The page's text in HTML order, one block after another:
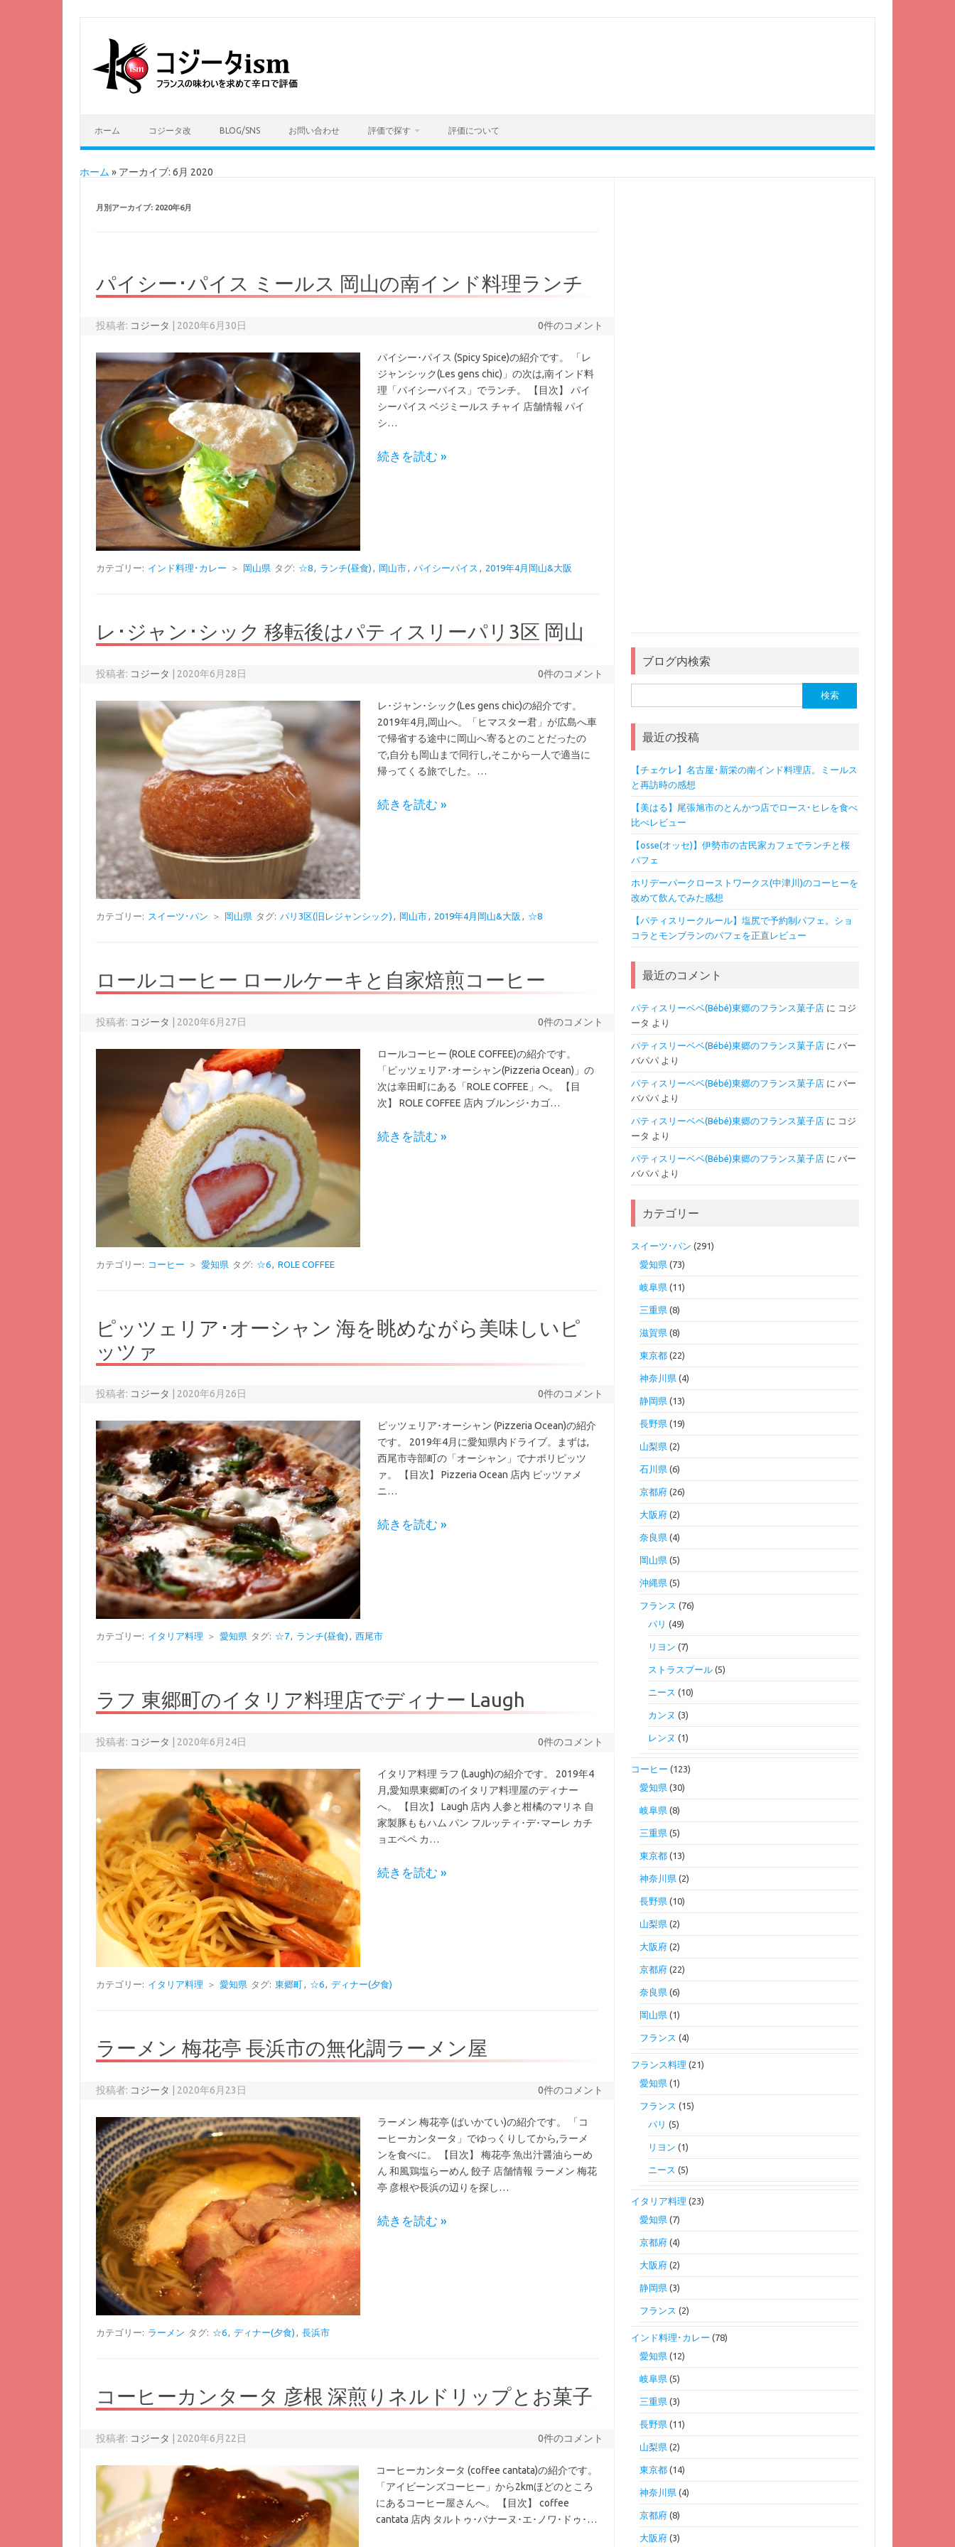
ホーム コジータ改 BLOG/SNS お問い合わせ 評価で探す 評価について
ホーム » アーカイブ: 6月 2020
月別アーカイブ: 2020年6月
パイシー･パイス ミールス 岡山の南インド料理ランチ
投稿者: コジータ 2020年6月30日 0件のコメント
パイシー･パイス (Spicy Spice)の紹介です。 「レ
ジャンシック(Les gens chic)」の次は,南インド料
理「パイシーパイス」でランチ。 【目次】 パイ
シーパイス ベジミールス チャイ 店舗情報 パイ
シ…
続きを読む »
カテゴリー: インド料理･カレー ＞ 岡山県 タグ: ☆8, ランチ(昼食) , 岡山市, パイシーパイス , 2019年4月岡山&大阪
レ･ジャン･シック 移転後はパティスリーパリ3区 岡山
投稿者: コジータ 2020年6月28日 0件のコメント
レ･ジャン･シック(Les gens chic)の紹介です。
2019年4月,岡山へ。「ヒマスター君」が広島へ車
で帰省する途中に岡山へ寄るとのことだったの
で,自分も岡山まで同行し,そこから一人で適当に
帰ってくる旅でした。…
続きを読む »
カテゴリー: スイーツ･パン ＞ 岡山県 タグ: パリ3区(旧レジャンシック) , 岡山市, 2019年4月岡山&大阪 , ☆8
ロールコーヒー ロールケーキと自家焙煎コーヒー
投稿者: コジータ 2020年6月27日 0件のコメント
ロールコーヒー (ROLE COFFEE)の紹介です。
「ピッツェリア･オーシャン(Pizzeria Ocean)」の
次は幸田町にある「ROLE COFFEE」へ。 【目
次】 ROLE COFFEE 店内 ブルンジ･カゴ…
続きを読む »
カテゴリー: コーヒー ＞ 愛知県 タグ: ☆6, ROLE COFFEE
ピッツェリア･オーシャン 海を眺めながら美味しいピ
ッツァ
投稿者: コジータ 2020年6月26日 0件のコメント
ピッツェリア･オーシャン (Pizzeria Ocean)の紹介
です。 2019年4月に愛知県内ドライブ。まずは,
西尾市寺部町の「オーシャン」でナポリピッツ
ァ。 【目次】 Pizzeria Ocean 店内 ピッツァメ
ニ…
続きを読む »
カテゴリー: イタリア料理 ＞ 愛知県 タグ: ☆7, ランチ(昼食) , 西尾市
ラフ 東郷町のイタリア料理店でディナー Laugh
投稿者: コジータ 2020年6月24日 0件のコメント
イタリア料理 ラフ (Laugh)の紹介です。 2019年4
月,愛知県東郷町のイタリア料理屋のディナー
へ。 【目次】 Laugh 店内 人参と柑橘のマリネ 自
家製豚ももハム パン フルッティ･デ･マーレ カチ
ョエペペ カ…
続きを読む »
カテゴリー: イタリア料理 ＞ 愛知県 タグ: 東郷町, ☆6, ディナー(夕食)
ラーメン 梅花亭 長浜市の無化調ラーメン屋
投稿者: コジータ 2020年6月23日 0件のコメント
ラーメン 梅花亭 (ばいかてい)の紹介です。 「コ
ーヒーカンタータ」でゆっくりしてから,ラーメ
ンを食べに。 【目次】 梅花亭 魚出汁醤油らーめ
ん 和風鶏塩らーめん 餃子 店舗情報 ラーメン 梅花
亭 彦根や長浜の辺りを探し…
続きを読む »
カテゴリー: ラーメン タグ: ☆6, ディナー(夕食) , 長浜市
コーヒーカンタータ 彦根 深煎りネルドリップとお菓子
投稿者: コジータ 2020年6月22日 0件のコメント
コーヒーカンタータ (coffee cantata)の紹介です。
「アイビーンズコーヒー」から2kmほどのところ
にあるコーヒー屋さんへ。 【目次】 coffee
cantata 店内 タルトゥ･バナーヌ･エ･ノワ･ドゥ･…
ブログ内検索
索:
最近の投稿
【チェケレ】名古屋･新栄の南インド料理店。ミールス
と再訪時の感想
【美はる】尾張旭市のとんかつ店でロース･ヒレを食べ
比べレビュー
【osse(オッセ)】伊勢市の古民家カフェでランチと桜
パフェ
ホリデーパークローストワークス(中津川)のコーヒーを
改めて飲んでみた感想
【パティスリークルール】塩尻で予約制パフェ。ショ
コラとモンブランのパフェを正直レビュー
最近のコメント
パティスリーベベ(Bébé)東郷のフランス菓子店に コジ
ータ より
パティスリーベベ(Bébé)東郷のフランス菓子店に バー
バパパより
パティスリーベベ(Bébé)東郷のフランス菓子店に バー
バパパより
パティスリーベベ(Bébé)東郷のフランス菓子店に コジ
ータ より
パティスリーベベ(Bébé)東郷のフランス菓子店に バー
バパパより
カテゴリー
スイーツ･パン (291)
愛知県(73)
岐阜県(11)
三重県(8)
滋賀県(8)
東京都(22)
神奈川県(4)
静岡県(13)
長野県(19)
山梨県(2)
石川県(6)
京都府(26)
大阪府(2)
奈良県(4)
岡山県(5)
沖縄県(5)
フランス (76)
パリ (49)
リヨン (7)
ストラスブール(5)
ニース (10)
カンヌ (3)
レンヌ (1)
コーヒー (123)
愛知県(30)
岐阜県(8)
三重県(5)
東京都(13)
神奈川県(2)
長野県(10)
山梨県(2)
大阪府(2)
京都府(22)
奈良県(6)
岡山県(1)
フランス (4)
フランス料理 (21)
愛知県(1)
フランス (15)
パリ (5)
リヨン (1)
ニース (5)
イタリア料理 (23)
愛知県(7)
京都府(4)
大阪府(2)
静岡県(3)
フランス (2)
インド料理･カレー (78)
愛知県(12)
岐阜県(5)
三重県(3)
長野県(11)
山梨県(2)
東京都(14)
神奈川県(4)
京都府(8)
大阪府(3)